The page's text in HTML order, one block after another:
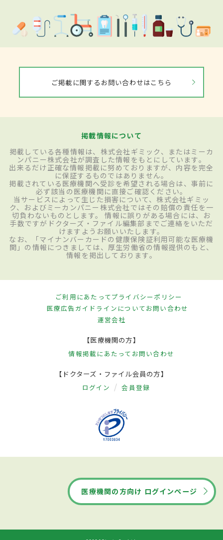
ご掲載に関するお問い合わせはこちら
掲載情報について
掲載している各種情報は、株式会社ギミック、またはミーカ
ンパニー株式会社が調査した情報をもとにしています。
出来るだけ正確な情報掲載に努めておりますが、内容を完全
に保証するものではありません。
掲載されている医療機関へ受診を希望される場合は、事前に
必ず該当の医療機関に直接ご確認ください。
当サービスによって生じた損害について、株式会社ギミッ
ク、およびミーカンパニー株式会社ではその賠償の責任を一
切負わないものとします。 情報に誤りがある場合には、お
手数ですがドクターズ・ファイル編集部までご連絡をいただ
けますようお願いいたします。
なお、「マイナンバーカードの健康保険証利用可能な医療機
関」の情報につきましては、厚生労働省の情報提供のもと、
情報を掲出しております。
ご利用にあたってプライバシーポリシー
医療広告ガイドラインについてお問い合わせ
運営会社
【医療機関の方】
情報掲載にあたって お問い合わせ
【ドクターズ・ファイル会員の方】
ログイン 会員登録
医療機関の方向け ログインページ